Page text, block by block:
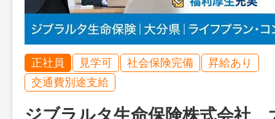
正社員 見学可 社会保険完備
昇給あり
交通費別途支給
ジブラルタ生命保険株式会社